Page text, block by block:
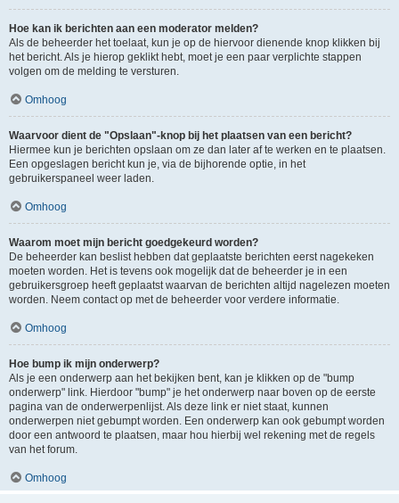
Hoe kan ik berichten aan een moderator melden?
Als de beheerder het toelaat, kun je op de hiervoor dienende knop klikken bij
het bericht. Als je hierop geklikt hebt, moet je een paar verplichte stappen
volgen om de melding te versturen.
Omhoog
Waarvoor dient de "Opslaan"-knop bij het plaatsen van een bericht?
Hiermee kun je berichten opslaan om ze dan later af te werken en te plaatsen.
Een opgeslagen bericht kun je, via de bijhorende optie, in het
gebruikerspaneel weer laden.
Omhoog
Waarom moet mijn bericht goedgekeurd worden?
De beheerder kan beslist hebben dat geplaatste berichten eerst nagekeken
moeten worden. Het is tevens ook mogelijk dat de beheerder je in een
gebruikersgroep heeft geplaatst waarvan de berichten altijd nagelezen moeten
worden. Neem contact op met de beheerder voor verdere informatie.
Omhoog
Hoe bump ik mijn onderwerp?
Als je een onderwerp aan het bekijken bent, kan je klikken op de "bump
onderwerp" link. Hierdoor "bump" je het onderwerp naar boven op de eerste
pagina van de onderwerpenlijst. Als deze link er niet staat, kunnen
onderwerpen niet gebumpt worden. Een onderwerp kan ook gebumpt worden
door een antwoord te plaatsen, maar hou hierbij wel rekening met de regels
van het forum.
Omhoog